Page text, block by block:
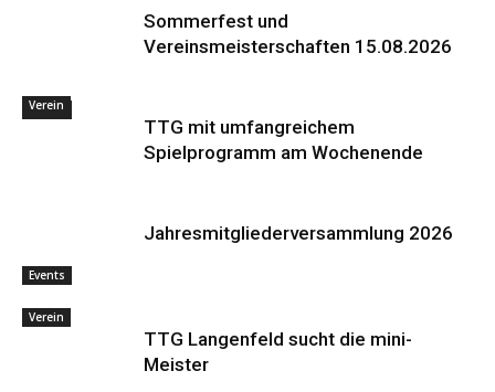
Events
Sommerfest und
Vereinsmeisterschaften 15.08.2026
Verein
TTG mit umfangreichem
Spielprogramm am Wochenende
Events
Jahresmitgliederversammlung 2026
Verein
TTG Langenfeld sucht die mini-
Meister